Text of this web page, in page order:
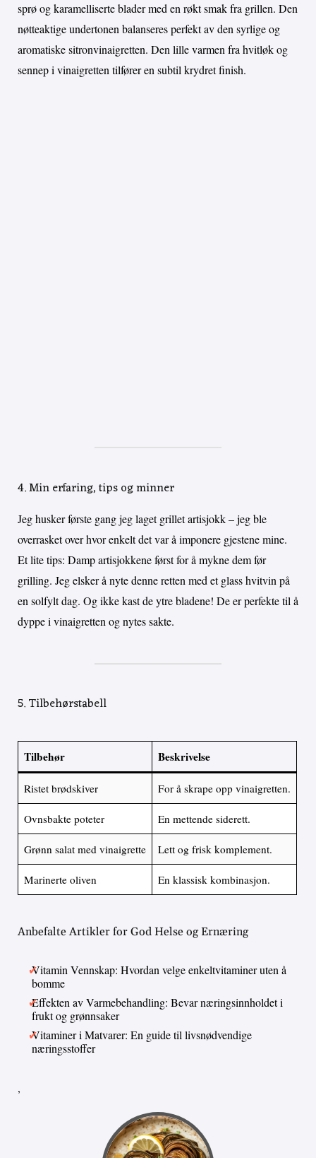
sprø og karamelliserte blader med en røkt smak fra grillen. Den
nøtteaktige undertonen balanseres perfekt av den syrlige og
aromatiske sitronvinaigretten. Den lille varmen fra hvitløk og
sennep i vinaigretten tilfører en subtil krydret finish.
4. Min erfaring, tips og minner
Jeg husker første gang jeg laget grillet artisjokk – jeg ble
overrasket over hvor enkelt det var å imponere gjestene mine.
Et lite tips: Damp artisjokkene først for å mykne dem før
grilling. Jeg elsker å nyte denne retten med et glass hvitvin på
en solfylt dag. Og ikke kast de ytre bladene! De er perfekte til å
dyppe i vinaigretten og nytes sakte.
5. Tilbehørstabell
Tilbehør Beskrivelse
Ristet brødskiver For å skrape opp vinaigretten.
Ovnsbakte poteter En mettende siderett.
Grønn salat med vinaigrette Lett og frisk komplement.
Marinerte oliven En klassisk kombinasjon.
Anbefalte Artikler for God Helse og Ernæring
Vitamin Vennskap: Hvordan velge enkeltvitaminer uten å
bomme
Effekten av Varmebehandling: Bevar næringsinnholdet i
frukt og grønnsaker
Vitaminer i Matvarer: En guide til livsnødvendige
næringsstoffer
,